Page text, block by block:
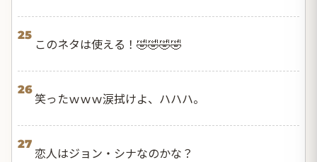
25
このネタは使える！🤣🤣🤣🤣
26
笑ったｗｗｗ涙拭けよ、ハハハ。
27
恋人はジョン・シナなのかな？